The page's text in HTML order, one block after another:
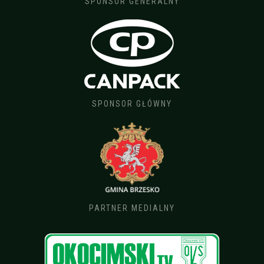
SPONSOR GŁÓWNY
PARTNER MEDIALNY